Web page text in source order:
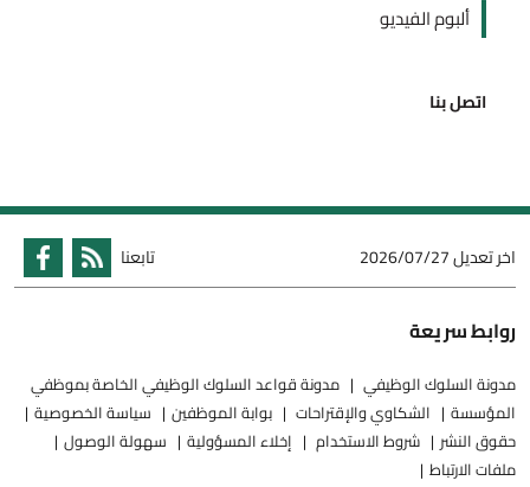
ألبوم الفيديو
اتصل بنا
اخر تعديل2026/07/27 تابعنا
روابط سريعة
مدونة السلوك الوظيفي
مدونة قواعد السلوك الوظيفي الخاصة بموظفي
المؤسسة
الشكاوي والإقتراحات بوابة الموظفين
سياسة الخصوصية
حقوق النشر
شروط الاستخدام إخلاء المسؤولية
سهولة الوصول
ملفات الارتباط